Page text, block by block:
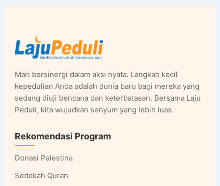
Mari bersinergi dalam aksi nyata. Langkah kecil
kepedulian Anda adalah dunia baru bagi mereka yang
sedang diuji bencana dan keterbatasan. Bersama Laju
Peduli, kita wujudkan senyum yang lebih luas.
Rekomendasi Program
Donasi Palestina
Sedekah Quran